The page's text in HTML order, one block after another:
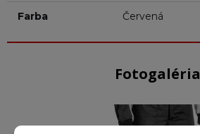
Farba Červená
Fotogaléria